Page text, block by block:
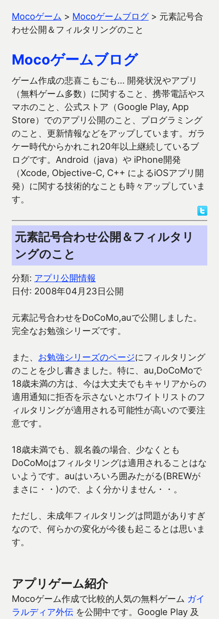
Mocoゲーム > Mocoゲームブログ> 元素記号合
わせ公開＆フィルタリングのこと
Mocoゲームブログ
ゲーム作成の悲喜こもごも… 開発状況やアプリ
（無料ゲーム多数）に関すること、携帯電話やス
マホのこと、公式ストア（Google Play, App
Store）でのアプリ公開のこと、プログラミング
のこと、更新情報などをアップしています。ガラ
ケー時代からかれこれ20年以上継続しているブ
ログです。Android（java）や iPhone開発
（Xcode, Objective-C, C++ によるiOSアプリ開
発）に関する技術的なことも時々アップしていま
す。
元素記号合わせ公開＆フィルタリ
ングのこと
分類: アプリ公開情報
日付: 2008年04月23日公開
元素記号合わせをDoCoMo,auで公開しました。
完全なお勉強シリーズです。
また、 お勉強シリーズのページにフィルタリング
のことを少し書きました。特に、au,DoCoMoで
18歳未満の方は、今は大丈夫でもキャリアからの
適用通知に拒否を示さないとホワイトリストのフ
ィルタリングが適用される可能性が高いので要注
意です。
18歳未満でも、親名義の場合、少なくとも
DoCoMoはフィルタリングは適用されることはな
いようです。auはいろいろ囲みたがる(BREWが
まさに・・)ので、よく分かりません・・。
ただし、未成年フィルタリングは問題がありすぎ
なので、何らかの変化が今後も起こるとは思いま
す。
アプリゲーム紹介
Mocoゲーム作成で比較的人気の無料ゲーム ガイ
ラルディア外伝 を公開中です。Google Play 及